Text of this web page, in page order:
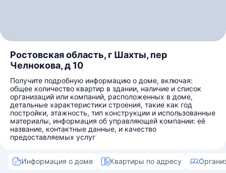
Ростовская область, г Шахты, пер
Челнокова, д 10
Получите подробную информацию о доме, включая:
общее количество квартир в здании, наличие и список
организаций или компаний, расположенных в доме,
детальные характеристики строения, такие как год
постройки, этажность, тип конструкции и использованные
материалы, информация об управляющей компании: её
название, контактные данные, и качество
предоставляемых услуг
Информация о доме Квартиры по адресу